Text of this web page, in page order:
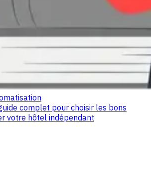
complet pour choisir les bons
votre hôtel indépendant